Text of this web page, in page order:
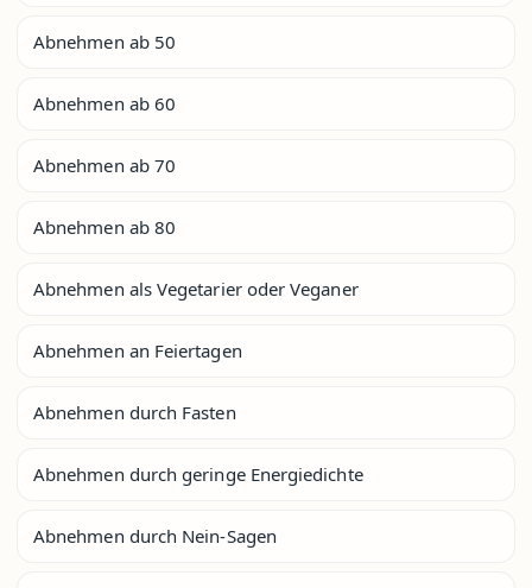
Abnehmen ab 50
Abnehmen ab 60
Abnehmen ab 70
Abnehmen ab 80
Abnehmen als Vegetarier oder Veganer
Abnehmen an Feiertagen
Abnehmen durch Fasten
Abnehmen durch geringe Energiedichte
Abnehmen durch Nein-Sagen